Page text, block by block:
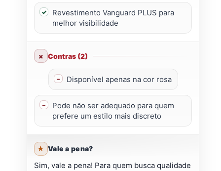
Revestimento Vanguard PLUS para
melhor visibilidade
Contras (2)
Disponível apenas na cor rosa
Pode não ser adequado para quem
prefere um estilo mais discreto
Vale a pena?
Sim, vale a pena! Para quem busca qualidade